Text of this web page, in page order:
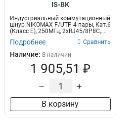
IS-BK
Индустриальный коммутационный
шнур NIKOMAX F/UTP 4 пары, Кат.6
(Класс E), 250МГц, 2хRJ45/8P8C,...
Подробнее Сравнить
Наличие: В наличии
1 905,51 ₽
– +
В корзину